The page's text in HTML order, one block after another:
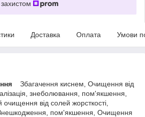
Доставка Оплата Умови
Збагачення киснем, Очищення від
знеболювання, пом'якшення,
від солей жорсткості,
пом'якшення, Очищення